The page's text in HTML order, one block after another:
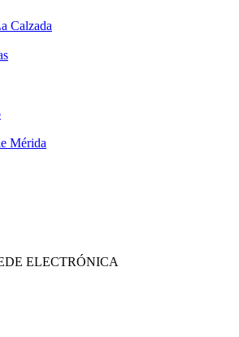
Calzada
Mérida
ELECTRÓNICA